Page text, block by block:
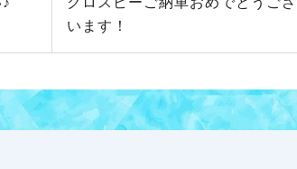
います！